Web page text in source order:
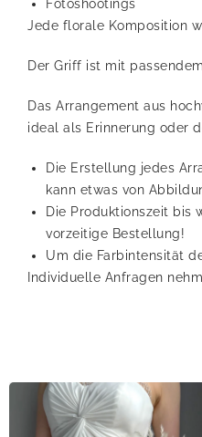
Fotoshootings
Jede florale Komposition
Der Griff ist mit
Das Arrangement aus
ideal als Erinnerung oder
Die Erstellung jedes
kann etwas von
Die Produktionszeit bis
vorzeitige Bestellung!
Um die Farbintensität
Individuelle Anfragen